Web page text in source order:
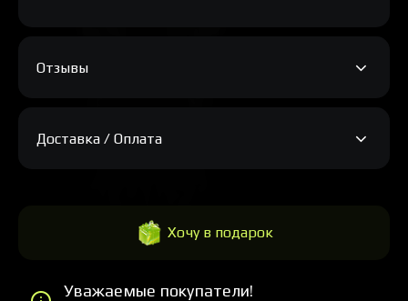
Хочу в подарок
Уважаемые покупатели!
Отзывы
Доставка / Оплата